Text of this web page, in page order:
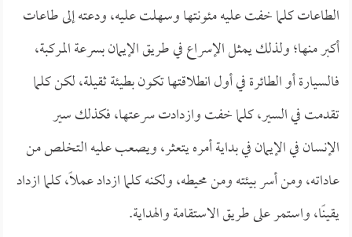
الطاعات كلما خفت عليه مئونتها وسهلت عليه، ودعته إلى طاعات
أكبر منها؛ ولذلك يمثل الإسراع في طريق الإيمان بسرعة المركبة،
فالسيارة أو الطائرة في أول انطلاقتها تكون بطيئة ثقيلة، لكن كلما
تقدمت في السير، كلما خفت وازدادت سرعتها، فكذلك سير
الإنسان في الإيمان في بداية أمره يتعثر، ويصعب عليه التخلص من
عاداته، ومن أسر بيئته ومن محيطه، ولكنه كلما ازداد عملًا، كلما ازداد
يقينًا، واستمر على طريق الاستقامة والهداية.